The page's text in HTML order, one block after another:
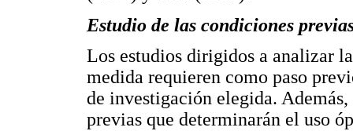
Estudio de las condiciones
Los estudios dirigidos a analizar
medida requieren como paso
de investigación elegida.
previas que determinarán el uso